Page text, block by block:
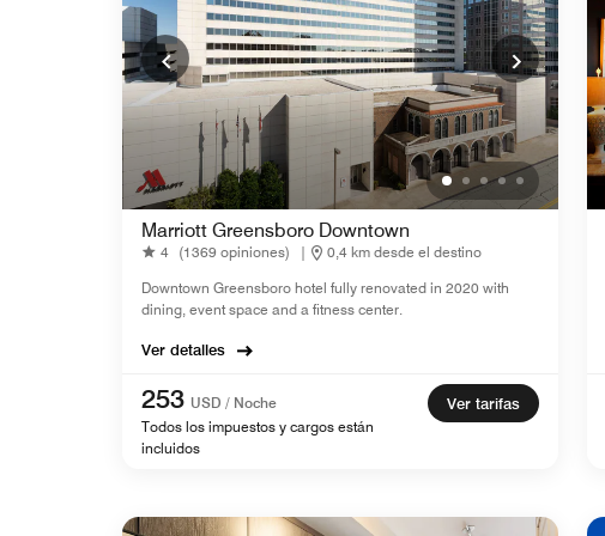
Marriott Greensboro Downtown
4 (1369 opiniones) |
0,4 km desde el destino
Downtown Greensboro hotel fully renovated in 2020 with
dining, event space and a fitness center.
Ver detalles
253 USD / Noche
Todos los impuestos y cargos están
incluidos
Ver tarifas